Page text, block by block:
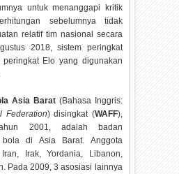
untuk menanggapi kritik
sebelumnya tidak
relatif tim nasional secara
2018, sistem peringkat
peringkat Elo yang digunakan
Asia Barat(Bahasa Inggris:
Federation) disingkat (WAFF),
2001, adalah badan
bola di Asia Barat. Anggota
Irak, Yordania, Libanon,
Pada 2009, 3 asosiasi lainnya